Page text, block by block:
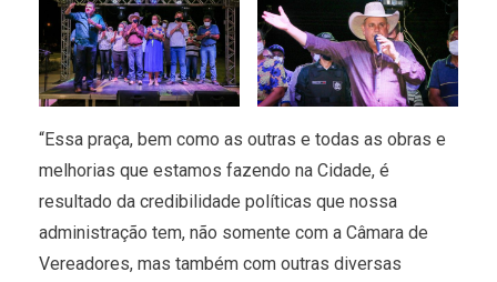
“Essa praça, bem como as outras e todas as obras e
melhorias que estamos fazendo na Cidade, é
resultado da credibilidade políticas que nossa
administração tem, não somente com a Câmara de
Vereadores, mas também com outras diversas